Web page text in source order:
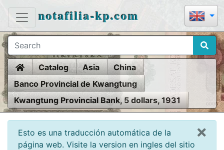
notafilia-kp.com
HomeCatalog Asia
China
Banco Provincial de Kwangtung
Kwangtung Provincial Bank, 5 dollars, 1931
Esto es una traducción automática de la
página web. Visite la version en ingles del sitio